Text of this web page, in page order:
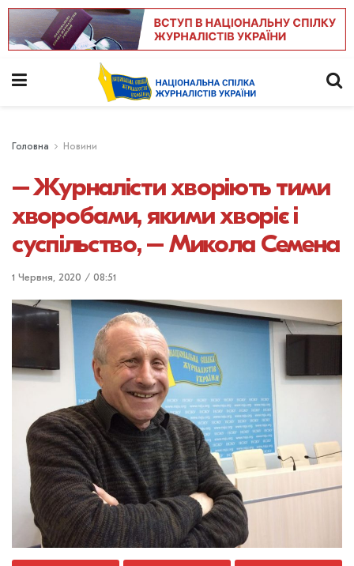
Головна Новини
– Журналісти хворіють тими
хворобами, якими хворіє і
суспільство, – Микола Семена
1 Червня, 2020 / 08:51